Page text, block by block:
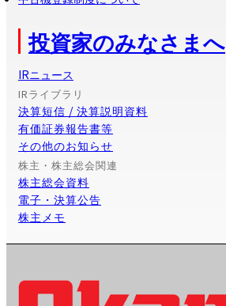
投資家のみなさまへ
IRニュース
IRライブラリ
決算短信 / 決算説明資料
有価証券報告書等
その他のお知らせ
株主・株主総会関連
株主総会資料
電子・決算公告
株主メモ